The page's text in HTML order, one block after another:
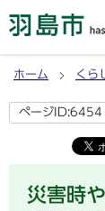
ホーム くら
ページID:6454
災害時